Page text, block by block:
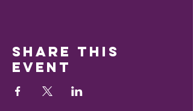
Share this
event